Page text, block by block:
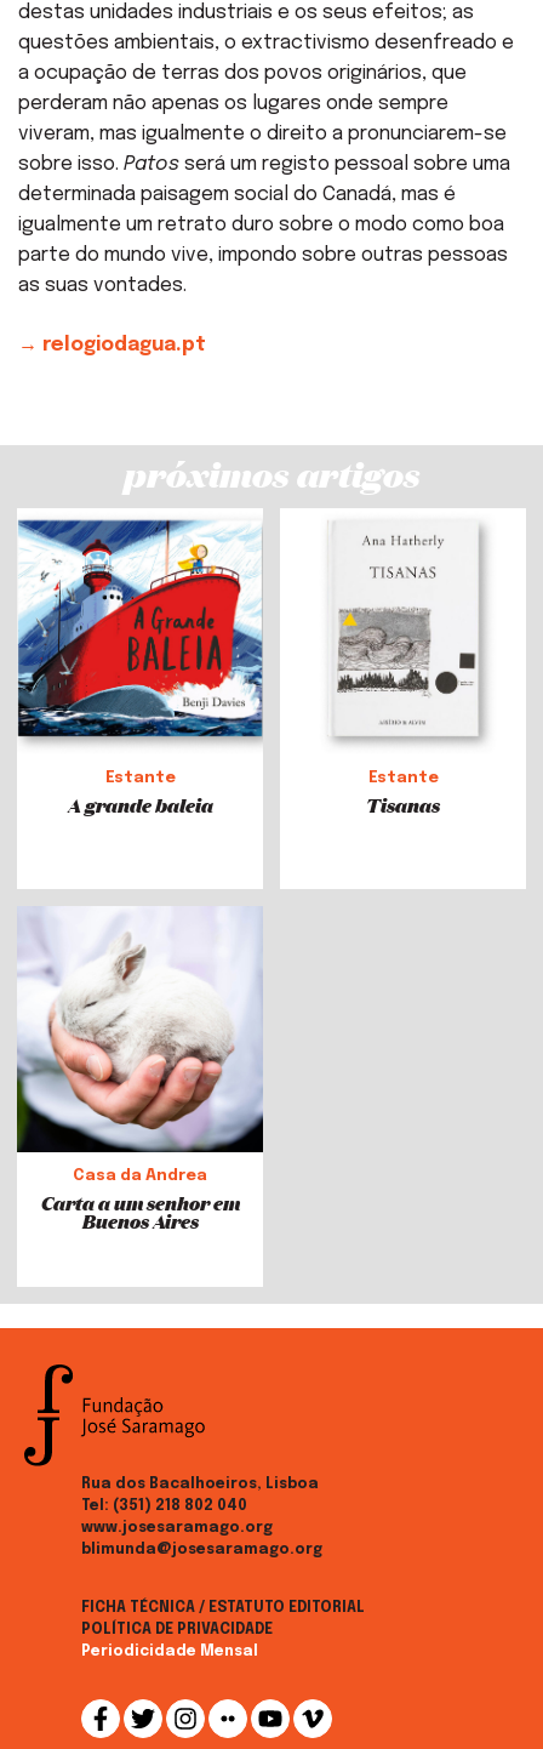
destas unidades industriais e os seus efeitos; as
questões ambientais, o extractivismo desenfreado e
a ocupação de terras dos povos originários, que
perderam não apenas os lugares onde sempre
viveram, mas igualmente o direito a pronunciarem-se
sobre isso. Patos será um registo pessoal sobre uma
determinada paisagem social do Canadá, mas é
igualmente um retrato duro sobre o modo como boa
parte do mundo vive, impondo sobre outras pessoas
as suas vontades.
→ relogiodagua.pt
próximos artigos
Estante
A grande baleia
Estante
Tisanas
Casa da Andrea
Carta a um senhor em
Buenos Aires
Rua dos Bacalhoeiros, Lisboa
Tel: (351) 218 802 040
www.josesaramago.org
blimunda@josesaramago.org
FICHA TÉCNICA / ESTATUTO EDITORIAL
POLÍTICA DE PRIVACIDADE
Periodicidade Mensal